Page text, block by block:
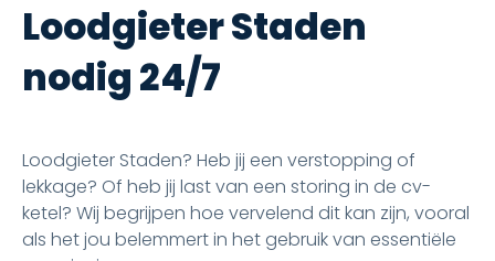
Loodgieter Staden
nodig 24/7
Loodgieter Staden? Heb jij een verstopping of
lekkage? Of heb jij last van een storing in de cv-
ketel? Wij begrijpen hoe vervelend dit kan zijn, vooral
als het jou belemmert in het gebruik van essentiële